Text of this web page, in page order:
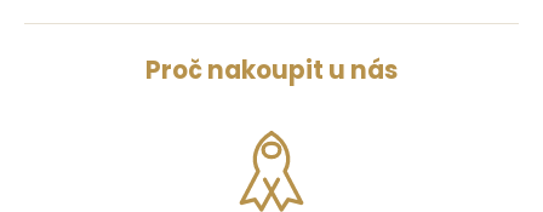
Proč nakoupit u nás